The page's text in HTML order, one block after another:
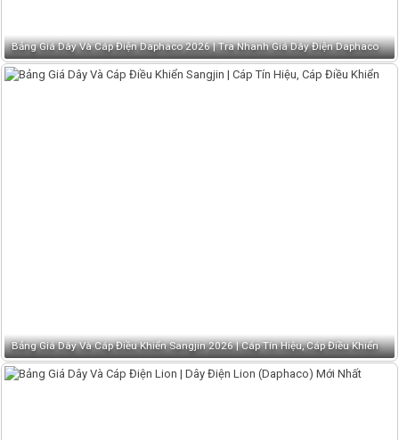
Bảng Giá Dây Và Cáp Điện Daphaco 2026 | Tra Nhanh Giá Dây Điện Daphaco
Bảng Giá Dây Và Cáp Điều Khiển Sangjin 2026 | Cáp Tín Hiệu, Cáp Điều Khiển